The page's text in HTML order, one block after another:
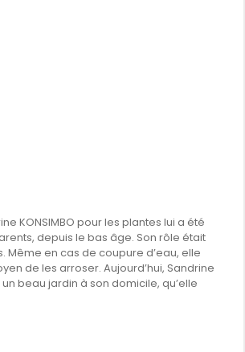
KONSIMBO pour les plantes lui a été
depuis le bas âge. Son rôle était
Même en cas de coupure d’eau, elle
de les arroser. Aujourd’hui, Sandrine
un beau jardin à son domicile, qu’elle